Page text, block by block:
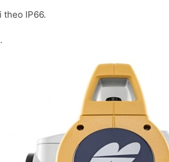
theo IP66.